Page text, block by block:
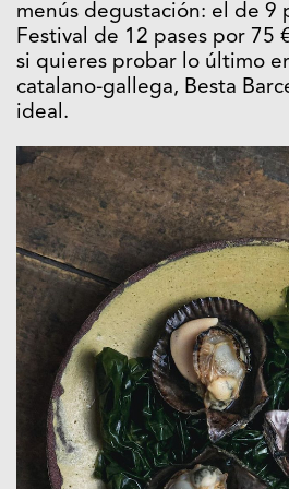
menús degustación: el de 9
Festival de 12 pases por 75
si quieres probar lo último
catalano-gallega, Besta
ideal.